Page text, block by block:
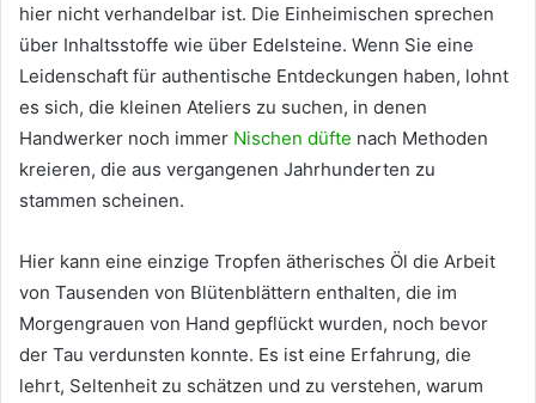
hier nicht verhandelbar ist. Die Einheimischen sprechen
über Inhaltsstoffe wie über Edelsteine. Wenn Sie eine
Leidenschaft für authentische Entdeckungen haben, lohnt
es sich, die kleinen Ateliers zu suchen, in denen
Handwerker noch immer Nischen düfte nach Methoden
kreieren, die aus vergangenen Jahrhunderten zu
stammen scheinen.
Hier kann eine einzige Tropfen ätherisches Öl die Arbeit
von Tausenden von Blütenblättern enthalten, die im
Morgengrauen von Hand gepflückt wurden, noch bevor
der Tau verdunsten konnte. Es ist eine Erfahrung, die
lehrt, Seltenheit zu schätzen und zu verstehen, warum